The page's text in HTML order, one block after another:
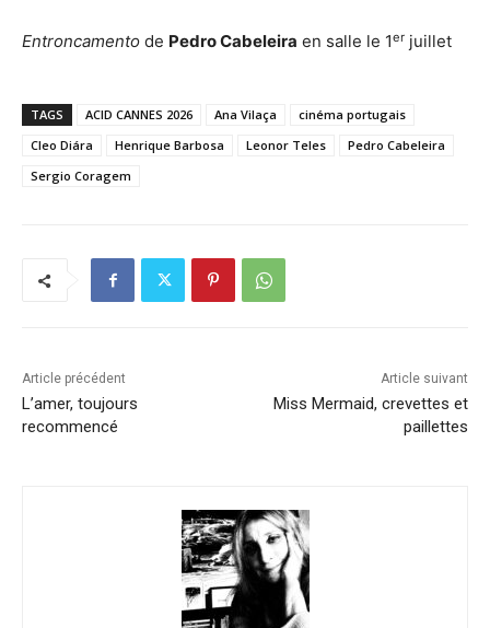
Entroncamento de Pedro Cabeleira en salle le 1er juillet
TAGS ACID CANNES 2026 Ana Vilaça
cinéma portugais
Cleo Diára
Henrique Barbosa Leonor Teles
Pedro Cabeleira
Sergio Coragem
Article précédent
L’amer, toujours
recommencé
Article suivant
Miss Mermaid, crevettes et
paillettes